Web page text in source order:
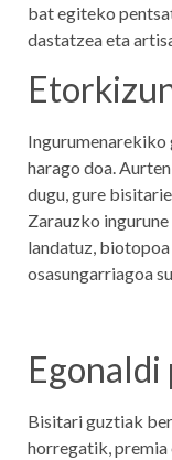
bat egiteko
dastatzea eta
Ingurumenarekiko
harago doa.
dugu, gure
Zarauzko
landatuz,
osasungarriagoa
Bisitari guztiak
horregatik, premia